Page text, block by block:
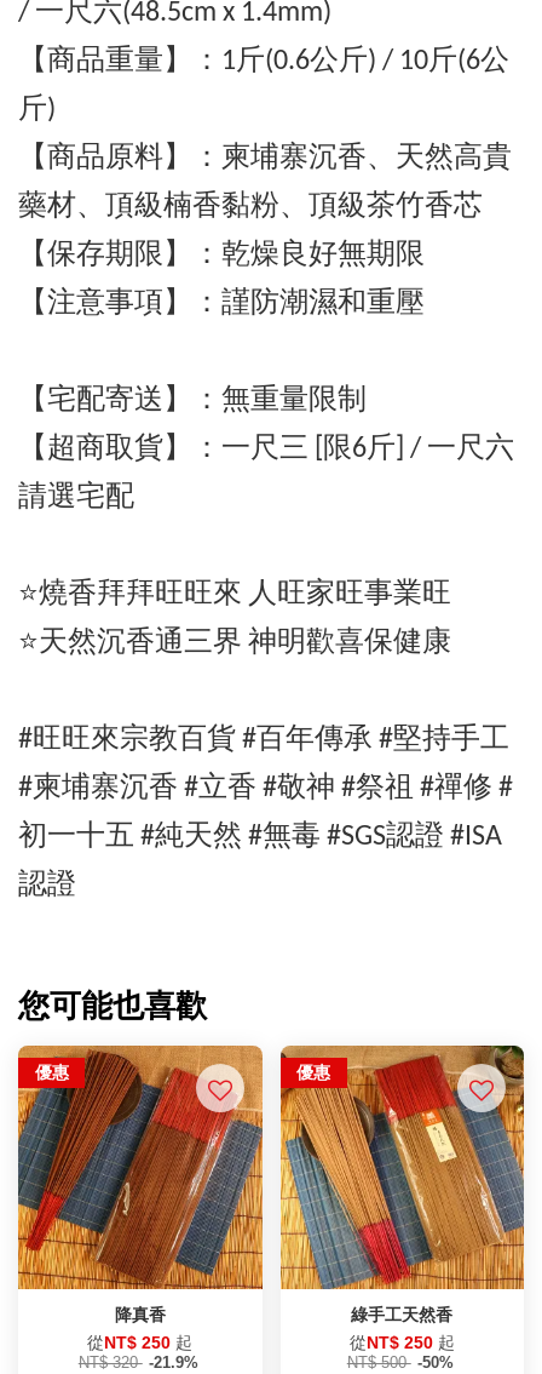
/ 一尺六(48.5cm x 1.4mm)
【商品重量】：1斤(0.6公斤) / 10斤(6公
斤)
【商品原料】：柬埔寨沉香、天然高貴
藥材、 頂級楠香黏粉、頂級茶竹香芯
【保存期限】：乾燥良好無期限
【注意事項】：謹防潮濕和重壓
【宅配寄送】 ： 無重量限制
【超商取貨】
：一尺三 [
限6斤] / 一尺六
請選宅配
⭐️燒香拜拜旺旺來 人旺家旺事業旺
⭐️天然沉香通三界 神明歡喜保健康
#旺旺來宗教百貨 #百年傳承 #堅持手工
#柬埔寨沉香 #立香 #敬神 #祭祖 #禪修 #
初一十五 #純天然 #無毒 #SGS認證 #ISA
認證
您可能也喜歡
優惠
降真香
從NT$ 250 起
NT$ 320 -21.9%
優惠
綠手工天然香
從NT$ 250 起
NT$ 500 -50%